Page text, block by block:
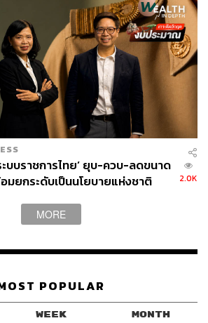
ม THE STANDARD WEALTH
งๆ ที่คุณสะดวกหรือใช้งานอยู่แล้วได้เลย
อิทธิพัทธ์ พีระเดชาพันธ์
WEALTH IN DEPTH
(ก.ล.ต.)
อรพัทธ์ พีระเดชาพันธ์
ะบบราชการไทย’ ยุบ-ควบ-ลดขนาด
ยกระดับเป็นนโยบายแห่งชาติ
2.0K
MORE
POPULAR
WEEK MONTH